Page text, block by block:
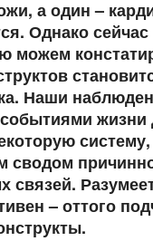
а один –
Однако
можем
Наши
жизни
сводом
связей.
– оттого